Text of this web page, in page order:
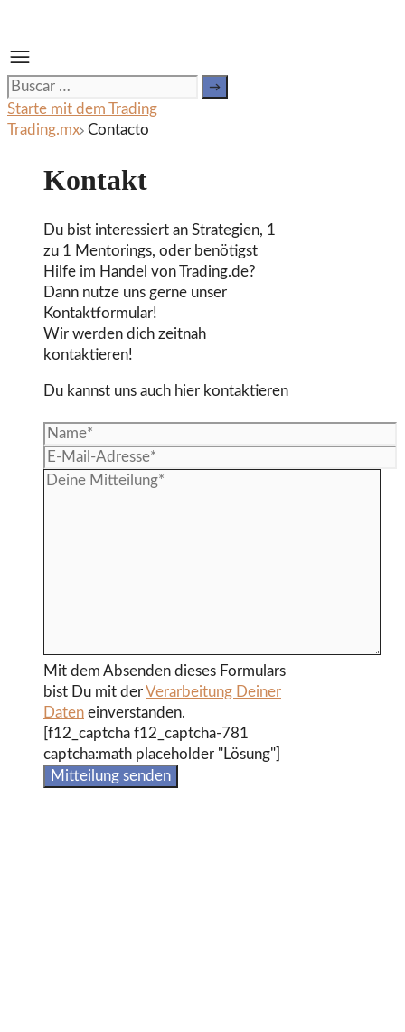
contenido
Buscar:
Starte mit dem Trading
Trading.mx Contacto
Kontakt
Du bist interessiert an Strategien, 1
zu 1 Mentorings, oder benötigst
Hilfe im Handel von Trading.de?
Dann nutze uns gerne unser
Kontaktformular!
Wir werden dich zeitnah
kontaktieren!
Du kannst uns auch hier kontaktieren
Mit dem Absenden dieses Formulars
bist Du mit derVerarbeitung Deiner
Daten einverstanden.
[f12_captcha f12_captcha-781
captcha:math placeholder "Lösung"]